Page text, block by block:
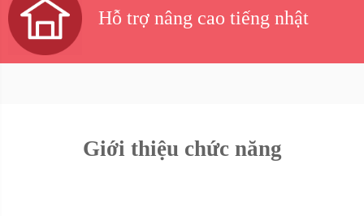
Hỗ trợ nâng cao tiếng nhật
Giới thiệu chức năng